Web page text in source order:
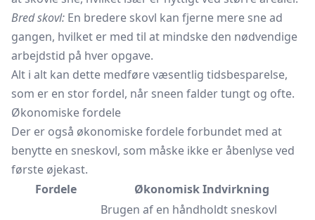
Bred skovl: En bredere skovl kan fjerne mere sne ad
gangen, hvilket er med til at mindske den nødvendige
arbejdstid på hver opgave.
Alt i alt kan dette medføre væsentlig tidsbesparelse,
som er en stor fordel, når sneen falder tungt og ofte.
Økonomiske fordele
Der er også økonomiske fordele forbundet med at
benytte en sneskovl, som måske ikke er åbenlyse ved
første øjekast.
Fordele
Økonomisk Indvirkning
Brugen af en håndholdt sneskovl